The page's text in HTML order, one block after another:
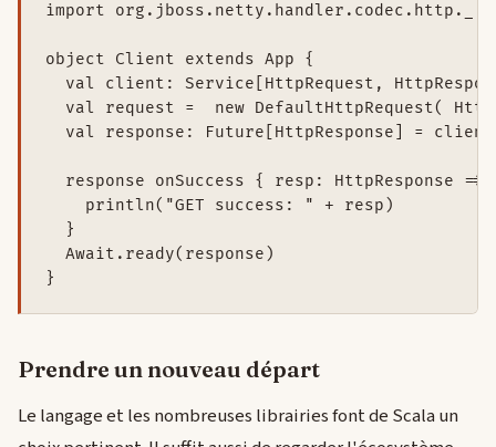
import org.jboss.netty.handler.codec.http._
object Client extends App {
val client: Service[HttpRequest,
val request =  new DefaultHttpRequest(
val response: Future[HttpResponse] =
  response onSuccess { resp: HttpResponse =>
    println("GET success: " + resp)
  }
  Await.ready(response)
}
Prendre un nouveau départ
Le langage et les nombreuses librairies font de Scala un